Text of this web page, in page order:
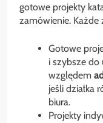
gotowe projekty
zamówienie.
Gotowe
i szybsze do
względem
jeśli działka
biura.
Projekty